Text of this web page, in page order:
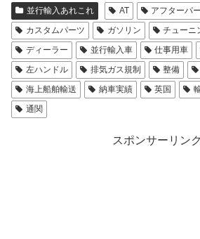
並行輸入あれこれ AT アフターパ
カスタムパーツ
ガソリン
チューニ
ディーラー
並行輸入車 仕事用車
左ハンドル
排気ガス規制 整備
海上船舶輸送
納車実績 英国
通関
スポンサーリンク